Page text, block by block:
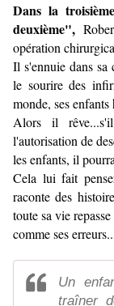
Dans la
deuxième",
opération
Il s'ennuie dans sa
le sourire des
monde, ses
Alors il
l'autorisation de
les enfants, il
Cela lui fait
raconte des
toute sa vie
comme ses
Un
traîner